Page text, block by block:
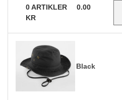
0ARTIKLER
0.00
KR
Black